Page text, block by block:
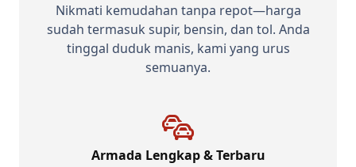
Nikmati kemudahan tanpa repot—harga
sudah termasuk supir, bensin, dan tol. Anda
tinggal duduk manis, kami yang urus
semuanya.
Armada Lengkap & Terbaru